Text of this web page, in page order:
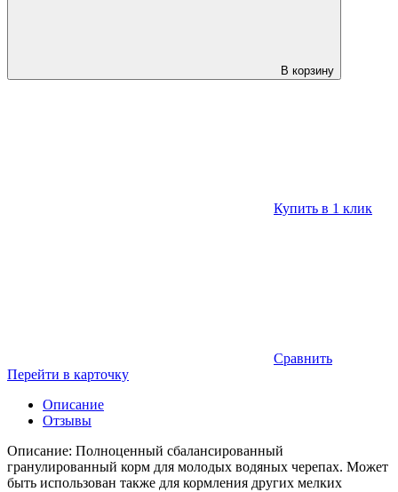
В корзину
Купить в 1 клик
Сравнить
Перейти в карточку
Описание
Отзывы
Описание: Полноценный сбалансированный
гранулированный корм для молодых водяных черепах. Может
быть использован также для кормления других мелких